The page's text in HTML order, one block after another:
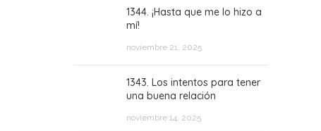
1344. ¡Hasta que me lo hizo a
mí!
noviembre 21, 2025
1343. Los intentos para tener
una buena relación
noviembre 14, 2025